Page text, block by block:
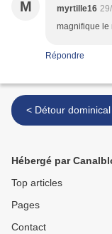
M myrtille16
magnifique le
Répondre
< Détour dominical
Hébergé par
Top articles
Pages
Contact